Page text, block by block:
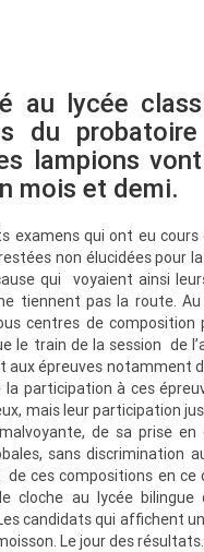
au lycée
du
lampions
mois et demi.
examens qui ont eu cours
non élucidées pour
qui voyaient ainsi
tiennent pas la route.
centres de composition
le train de la session de
aux épreuves notamment
la participation à ces
mais leur participation
de sa prise
sans discrimination
ces compositions en ce
cloche au lycée
candidats qui affichent
Le jour des
vous le 10 Octobre
de qualité, un